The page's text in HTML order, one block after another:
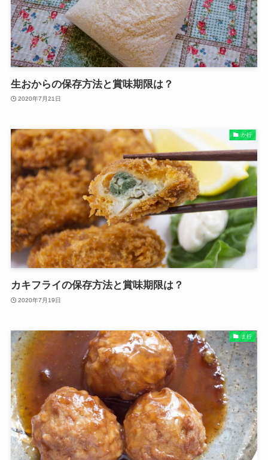
生おからの保存方法と賞味期限は？
2020年7月21日
か行
カキフライの保存方法と賞味期限は？
2020年7月19日
ま行